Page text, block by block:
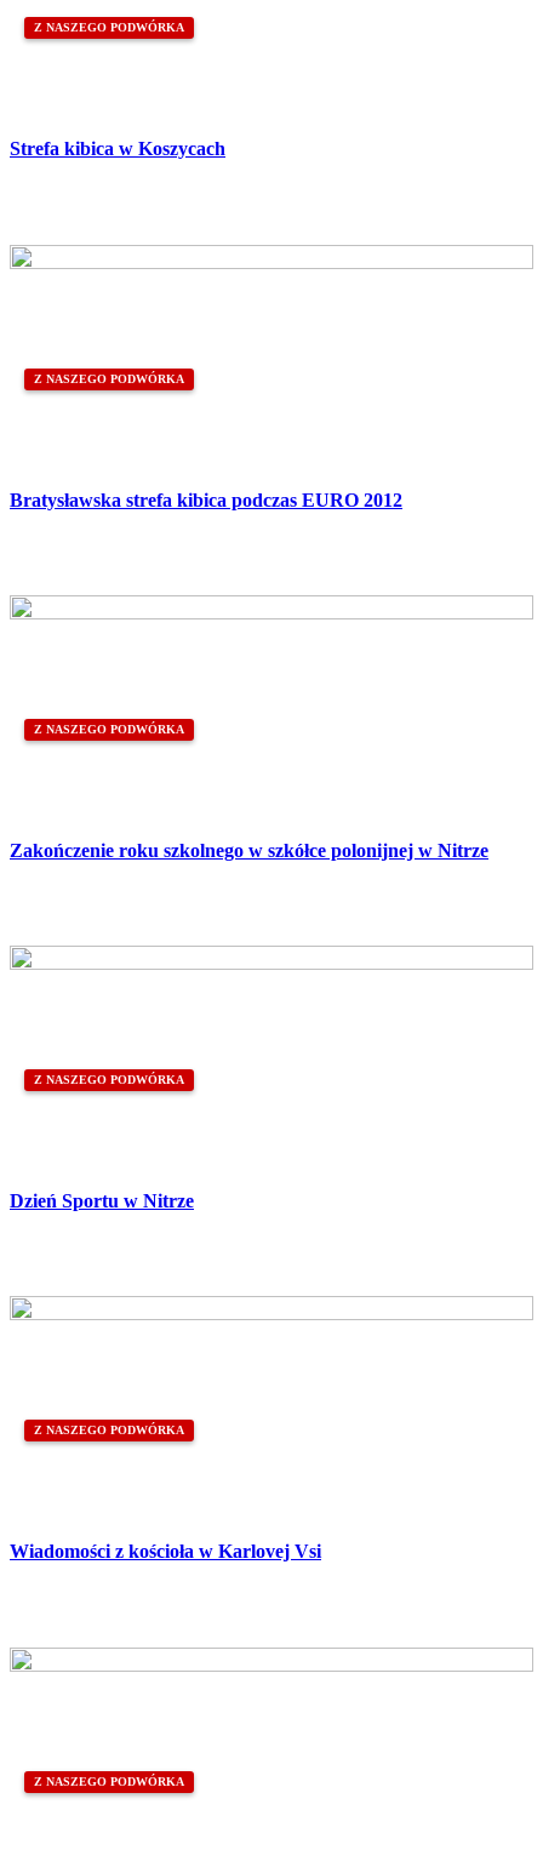
Z NASZEGO PODWÓRKA
Strefa kibica w Koszycach
Z NASZEGO PODWÓRKA
Bratysławska strefa kibica podczas EURO 2012
Z NASZEGO PODWÓRKA
Zakończenie roku szkolnego w szkółce polonijnej w Nitrze
Z NASZEGO PODWÓRKA
Dzień Sportu w Nitrze
Z NASZEGO PODWÓRKA
Wiadomości z kościoła w Karlovej Vsi
Z NASZEGO PODWÓRKA